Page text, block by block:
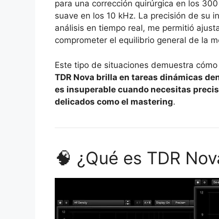
para una corrección quirúrgica en los
suave en los 10 kHz. La precisión de su
análisis en tiempo real, me permitió
comprometer el equilibrio general de la
Este tipo de situaciones demuestra
TDR Nova brilla en tareas dinámicas
es insuperable cuando necesitas
delicados como el mastering.
🧠 ¿Qué es TDR